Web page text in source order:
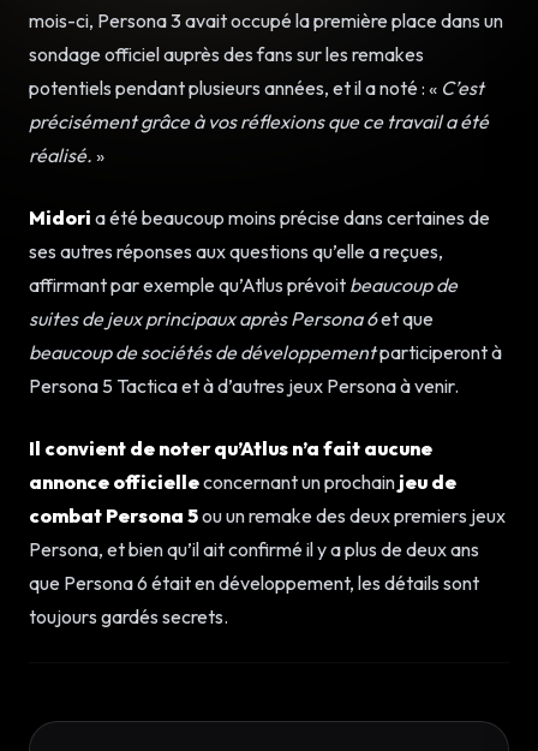
mois-ci, Persona 3 avait occupé la première place dans un
sondage officiel auprès des fans sur les remakes
potentiels pendant plusieurs années, et il a noté : « C’est
précisément grâce à vos réflexions que ce travail a été
réalisé. »
Midori a été beaucoup moins précise dans certaines de
ses autres réponses aux questions qu’elle a reçues,
affirmant par exemple qu’Atlus prévoit beaucoup de
suites de jeux principaux après Persona 6et que
beaucoup de sociétés de développementparticiperont à
Persona 5 Tactica et à d’autres jeux Persona à venir.
Il convient de noter qu’Atlus n’a fait aucune
annonce officielleconcernant un prochain jeu de
combat Persona 5ou un remake des deux premiers jeux
Persona, et bien qu’il ait confirmé il y a plus de deux ans
que Persona 6 était en développement, les détails sont
toujours gardés secrets.